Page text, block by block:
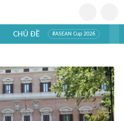
CHỦ ĐỀ #ASEAN Cup 2026